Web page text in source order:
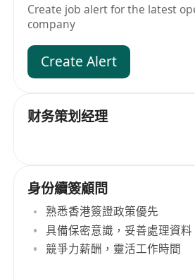
Create job alert for the latest
company
Create Alert
财务策划经理
身份續簽顧問
熟悉香港簽證政策優先
具備保密意識，妥善處理資料
競爭力薪酬，靈活工作時間